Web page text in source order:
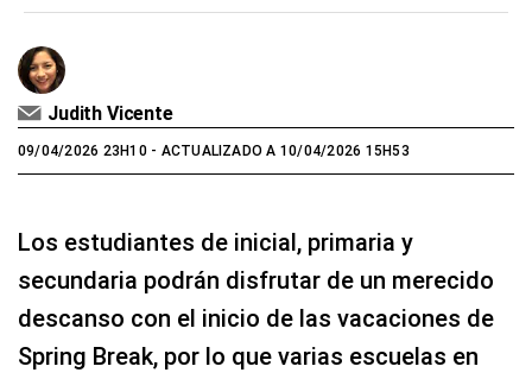
Judith Vicente
09/04/2026 23H10- ACTUALIZADO A 10/04/2026 15H53
Los estudiantes de inicial, primaria y
secundaria podrán disfrutar de un merecido
descanso con el inicio de las vacaciones de
Spring Break, por lo que varias escuelas en